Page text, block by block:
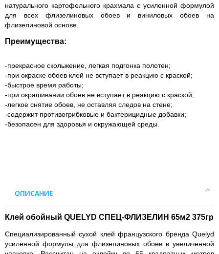
натурального картофельного крахмала с усиленной формулой
для всех флизелиновых обоев и виниловых обоев на
флизелиновой основе.
Преимущества:
-прекрасное скольжение, легкая подгонка полотен;
-при окраске обоев клей не вступает в реакцию с краской;
-быстрое время работы;
-при окрашивании обоев не вступает в реакцию с краской;
-легкое снятие обоев, не оставляя следов на стене;
-содержит противогрибковые и бактерицидные добавки;
-безопасен для здоровья и окружающей среды.
ОПИСАНИЕ
Клей обойный QUELYD СПЕЦ-ФЛИЗЕЛИН 65м2 375гр
Специализированный сухой клей французского бренда Quelyd
усиленной формулы для флизелиновых обоев в увеличенной